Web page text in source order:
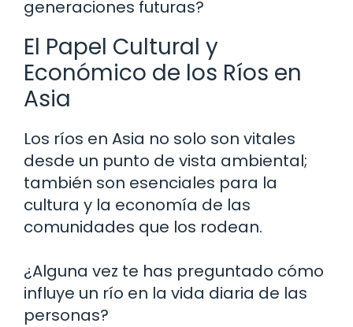
generaciones futuras?
El Papel Cultural y
Económico de los Ríos en
Asia
Los ríos en Asia no solo son vitales
desde un punto de vista ambiental;
también son esenciales para la
cultura y la economía de las
comunidades que los rodean.
¿Alguna vez te has preguntado cómo
influye un río en la vida diaria de las
personas?